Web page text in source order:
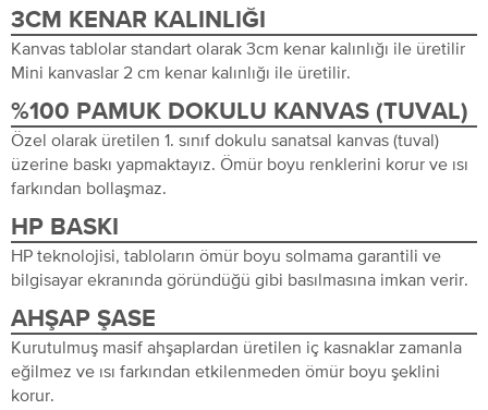
3CM KENAR KALINLIĞI
Kanvas tablolar standart olarak 3cm kenar kalınlığı ile üretilir
Mini kanvaslar 2 cm kenar kalınlığı ile üretilir.
%100 PAMUK DOKULU KANVAS (TUVAL)
Özel olarak üretilen 1. sınıf dokulu sanatsal kanvas (tuval)
üzerine baskı yapmaktayız. Ömür boyu renklerini korur ve ısı
farkından bollaşmaz.
HP BASKI
HP teknolojisi, tabloların ömür boyu solmama garantili ve
bilgisayar ekranında göründüğü gibi basılmasına imkan verir.
AHŞAP ŞASE
Kurutulmuş masif ahşaplardan üretilen iç kasnaklar zamanla
eğilmez ve ısı farkından etkilenmeden ömür boyu şeklini
korur.